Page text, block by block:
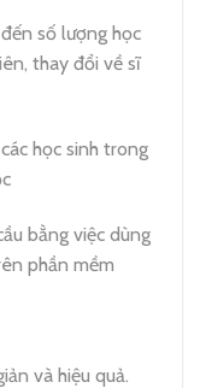
số lượng học
thay đổi về sĩ
học sinh trong
bằng việc dùng
phần mềm
và hiệu quả.